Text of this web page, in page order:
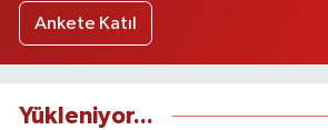
Ankete Katıl
Yükleniyor...